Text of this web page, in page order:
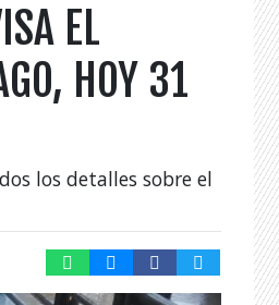
EL
HOY 31
los detalles sobre el